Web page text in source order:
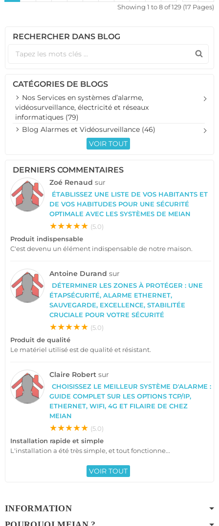
Showing 1 to 8 of 129 (17 Pages)
RECHERCHER DANS BLOG
CATÉGORIES DE BLOGS
Nos Services en systèmes d’alarme,
vidéosurveillance, électricité et réseaux
informatiques (79)
Blog Alarmes et Vidéosurveillance (46)
VOIR TOUT
DERNIERS COMMENTAIRES
Zoé Renaud sur
ÉTABLISSEZ UNE LISTE DE VOS HABITANTS ET
DE VOS HABITUDES POUR UNE SÉCURITÉ
OPTIMALE AVEC LES SYSTÈMES DE MEIAN
★★★★★ (5.0)
Produit indispensable
C'est devenu un élément indispensable de notre maison.
Antoine Durand sur
DÉTERMINER LES ZONES À PROTÉGER : UNE
ÉTAPSÉCURITÉ, ALARME ETHERNET,
SAUVEGARDE, EXCELLENCE, STABILITÉE
CRUCIALE POUR VOTRE SÉCURITÉ
★★★★★ (5.0)
Produit de qualité
Le matériel utilisé est de qualité et résistant.
Claire Robert sur
CHOISISSEZ LE MEILLEUR SYSTÈME D'ALARME :
GUIDE COMPLET SUR LES OPTIONS TCP/IP,
ETHERNET, WIFI, 4G ET FILAIRE DE CHEZ
MEIAN
★★★★★ (5.0)
Installation rapide et simple
L'installation a été très simple, et tout fonctionne...
VOIR TOUT
INFORMATION